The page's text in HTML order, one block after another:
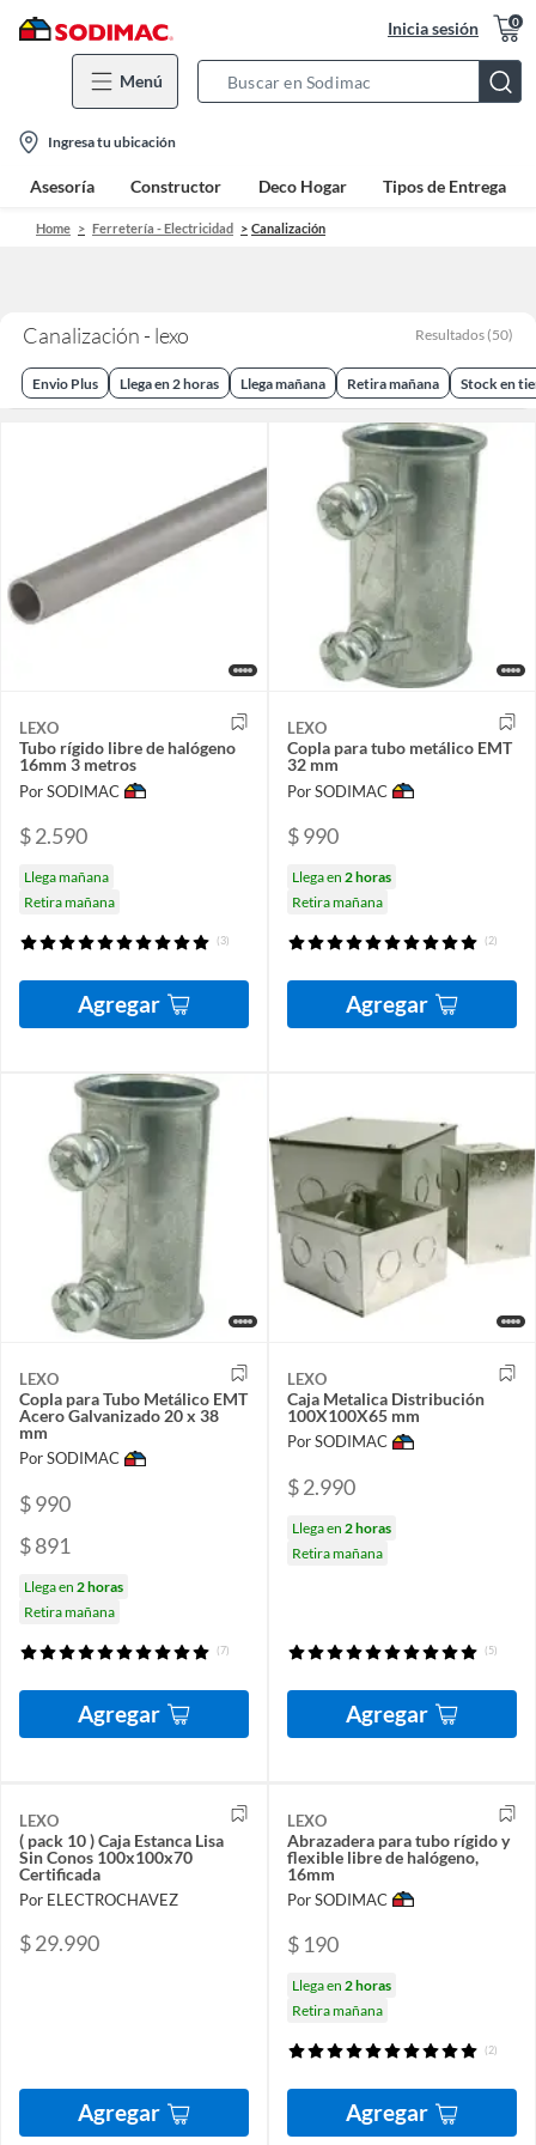
Inicia sesión 0
Menú
Bar
location-
icon
Ingresa tu ubicación
Asesoría Constructor Deco Hogar Tipos de Entrega
Home Ferretería - Electricidad Canalización
Canalización - lexo Resultados (50)
Envio Plus Llega en 2 horas Llega mañana Retira mañana Stock en
LEXO
Tubo rígido libre de halógeno
16mm 3 metros
Por SODIMAC
$ 2.590
Llega mañana
Retira mañana
(3)
Agregar
LEXO
Copla para tubo metálico EMT
32 mm
Por SODIMAC
$ 990
Llega en 2 horas
Retira mañana
(2)
Agregar
LEXO
Copla para Tubo Metálico EMT
Acero Galvanizado 20 x 38
mm
Por SODIMAC
$ 990
$ 891
Llega en 2 horas
Retira mañana
(7)
Agregar
LEXO
Caja Metalica Distribución
100X100X65 mm
Por SODIMAC
$ 2.990
Llega en 2 horas
Retira mañana
(5)
Agregar
LEXO
( pack 10 ) Caja Estanca Lisa
Sin Conos 100x100x70
Certificada
Por ELECTROCHAVEZ
$ 29.990
Agregar
LEXO
Abrazadera para tubo rígido y
flexible libre de halógeno,
16mm
Por SODIMAC
$ 190
Llega en 2 horas
Retira mañana
(2)
Agregar